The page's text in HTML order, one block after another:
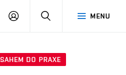
MENU
PŘIHLÁSIT
DO PRAXE